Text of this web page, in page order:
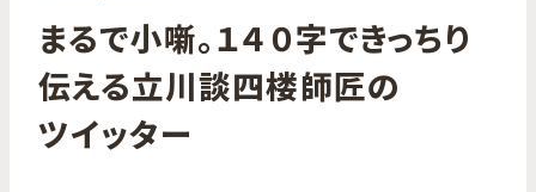
まるで​小噺。​１４０字できっちり​
伝える​立川談四楼師匠の​
ツイッター